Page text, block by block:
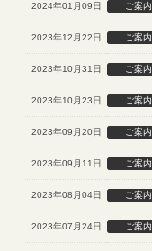
2024年01月09日 ご案内
2023年12月22日 ご案内
2023年10月31日 ご案内
2023年10月23日 ご案内
2023年09月20日 ご案内
2023年09月11日 ご案内
2023年08月04日 ご案内
2023年07月24日 ご案内